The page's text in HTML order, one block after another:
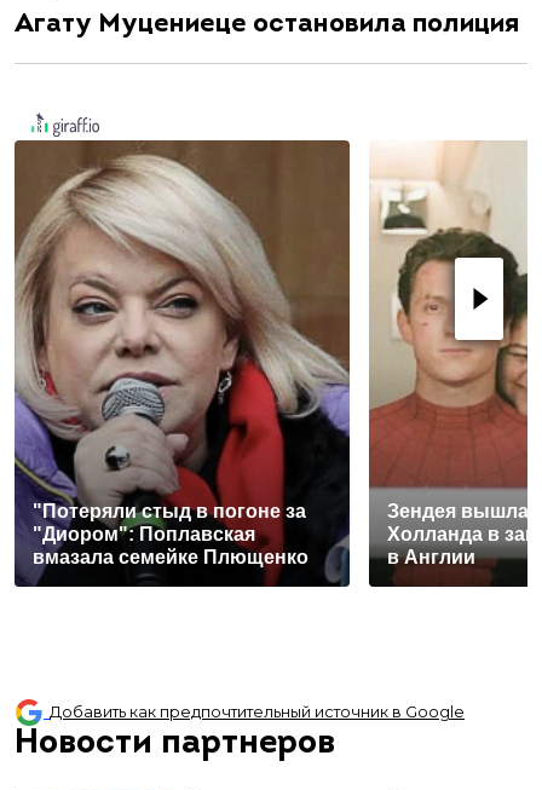
Агату Муцениеце остановила полиция
"Потеряли стыд в погоне за
"Диором": Поплавская
вмазала семейке Плющенко
Зендея вышла
Холланда в
в Англии
Добавить как предпочтительный источник в Google
Новости партнеров